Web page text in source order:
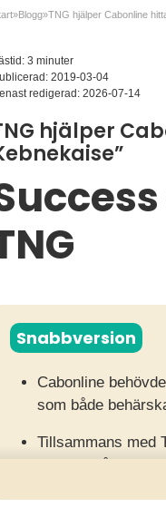
»Blogg»
3 minuter
2019-03-04
redigerad: 2026-07-14
hjälper
Snabbversion
Cabonline
som både
Tillsammans med
ett nära,
Resultatet blev